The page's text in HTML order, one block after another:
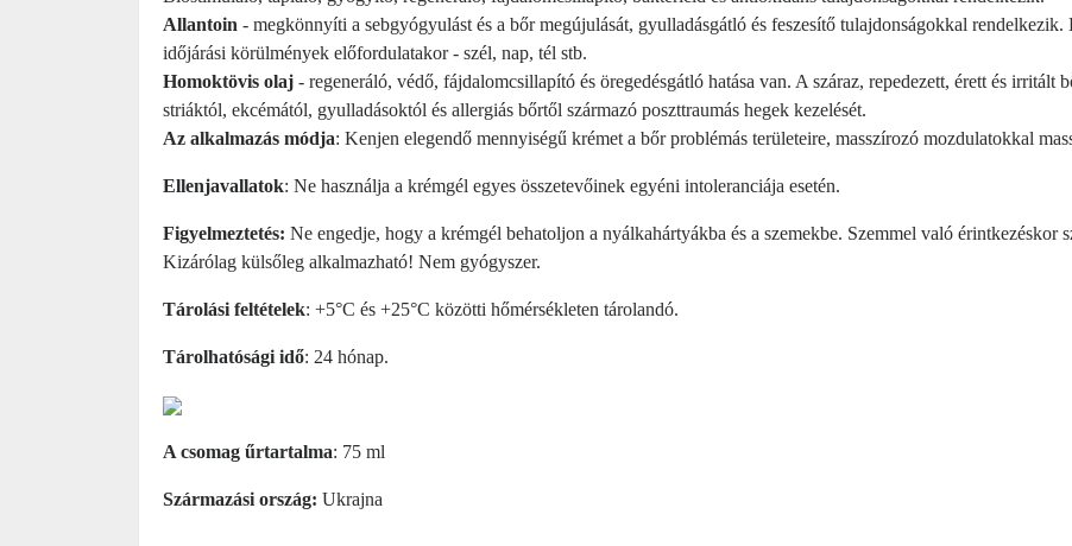
Allantoin - megkönnyíti a sebgyógyulást és a bőr megújulását, gyulladásgátló és feszesítő tulajdonságokkal
időjárási körülmények előfordulatakor - szél, nap, tél stb.
Homoktövis olaj - regeneráló, védő, fájdalomcsillapító és öregedésgátló hatása van. A száraz, repedezett, érett és irritált
striáktól, ekcémától, gyulladásoktól és allergiás bőrtől származó poszttraumás hegek kezelését.
Az alkalmazás módja: Kenjen elegendő mennyiségű krémet a bőr problémás területeire, masszírozó mozdulatokkal
Ellenjavallatok: Ne használja a krémgél egyes összetevőinek egyéni intoleranciája esetén.
Figyelmeztetés: Ne engedje, hogy a krémgél behatoljon a nyálkahártyákba és a szemekbe. Szemmel való érintkezéskor
Kizárólag külsőleg alkalmazható! Nem gyógyszer.
Tárolási feltételek: +5°C és +25°C közötti hőmérsékleten tárolandó.
Tárolhatósági idő: 24 hónap.
A csomag űrtartalma: 75 ml
Származási ország: Ukrajna